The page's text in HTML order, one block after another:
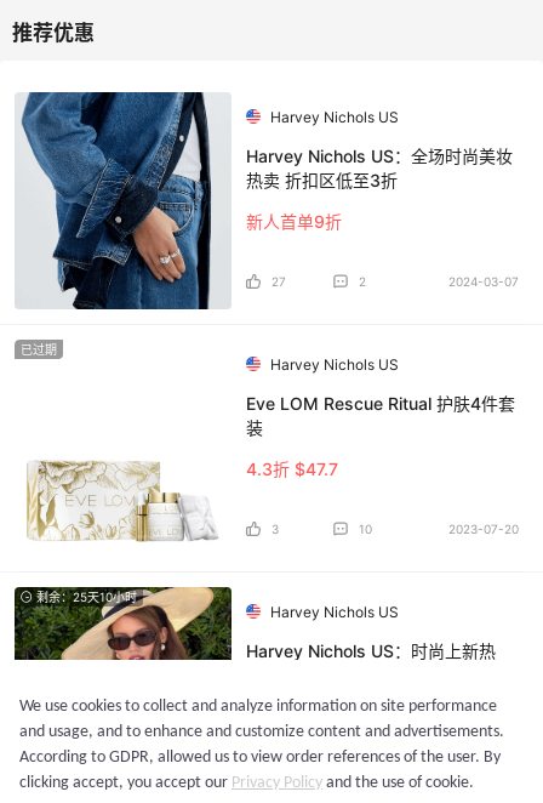
Harvey Nichols US
Harvey Nichols US：全场时尚美妆
热卖 折扣区低至3折
新人首单9折
27 2 2024-03-07
已过期
Harvey Nichols US
Eve LOM Rescue Ritual 护肤4件套
装
4.3折 $47.7
3 10 2023-07-20
剩余：25天10小时
Harvey Nichols US
Harvey Nichols US：时尚上新热
等
定价优势
27 评论
We use cookies to collect and analyze information on site performance
and usage, and to enhance and customize content and advertisements.
According to GDPR, allowed us to view order references of the user. By
clicking accept, you accept our Privacy Policy and the use of cookie.